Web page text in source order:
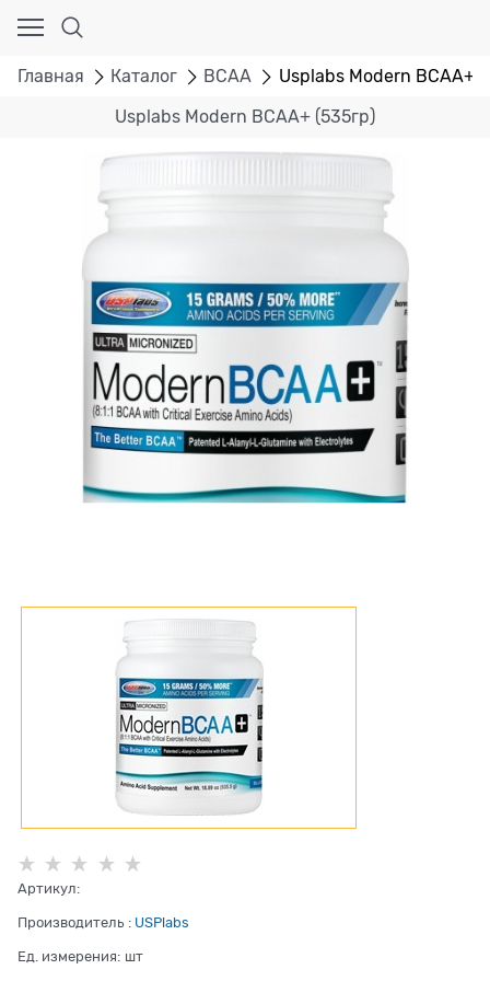
Главная Каталог BCAA Usplabs Modern BCAA+
Usplabs Modern BCAA+ (535гр)
Артикул:
Производитель : USPlabs
Ед. измерения: шт